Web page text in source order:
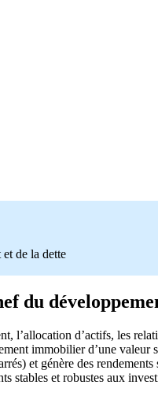
de la dette
du
l’allocation d’actifs, les
immobilier d’une
et génère des
stables et robustes aux